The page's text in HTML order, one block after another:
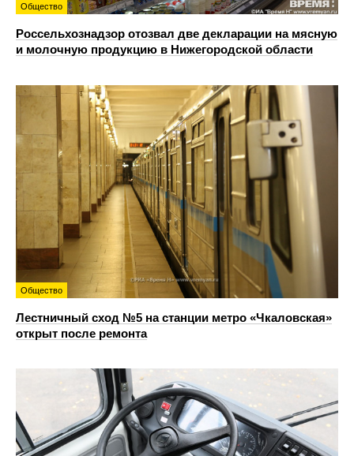
Общество
Россельхознадзор отозвал две декларации на мясную
и молочную продукцию в Нижегородской области
Общество
Лестничный сход №5 на станции метро «Чкаловская»
открыт после ремонта